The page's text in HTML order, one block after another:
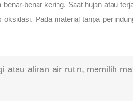
benar kering. Saat hujan atau
Pada material tanpa
atau aliran air rutin, memilih